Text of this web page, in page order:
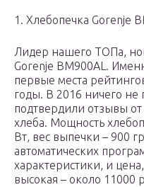
1. Хлебопечка Gorenje
Лидер нашего ТОПа,
Gorenje BM900AL.
первые места
годы. В 2016 ничего не
подтвердили отзывы
хлеба. Мощность
Вт, вес выпечки – 900
автоматических
характеристики, и
высокая – около 11000